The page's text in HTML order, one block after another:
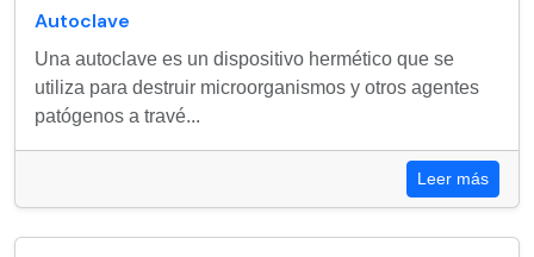
Autoclave
Una autoclave es un dispositivo hermético que se
utiliza para destruir microorganismos y otros agentes
patógenos a travé...
Leer más